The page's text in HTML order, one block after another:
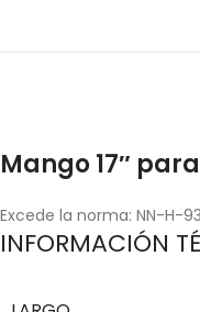
Mango 17″
Excede la norma: NN-H-
INFORMACIÓN